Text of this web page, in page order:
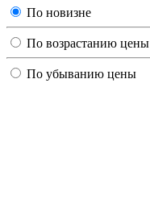
По новизне
По возрастанию цены
По убыванию цены